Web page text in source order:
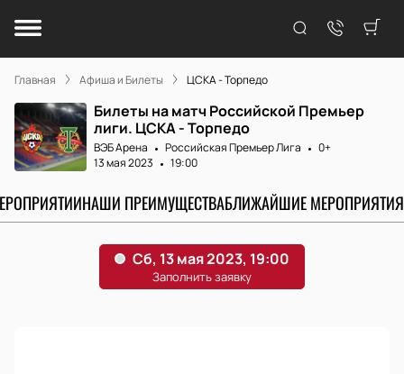
Главная Афиша и Билеты ЦСКА - Торпедо
Билеты на матч Российской Премьер
лиги. ЦСКА - Торпедо
ВЭБ Арена Российская Премьер Лига
0+
13 мая 2023
19:00
НАШИ ПРЕИМУЩЕСТВАБЛИЖАЙШИЕ МЕРОПРИЯТИЯ